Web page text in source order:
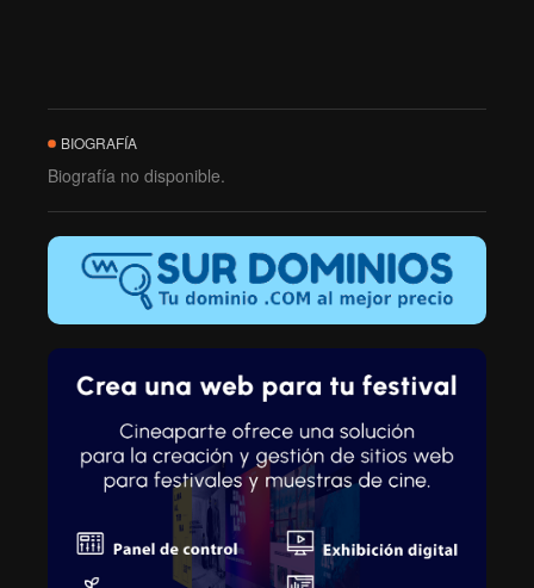
BIOGRAFÍA
Biografía no disponible.